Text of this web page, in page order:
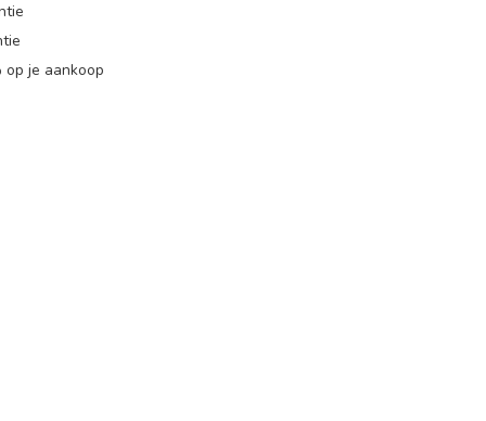
je aankoop